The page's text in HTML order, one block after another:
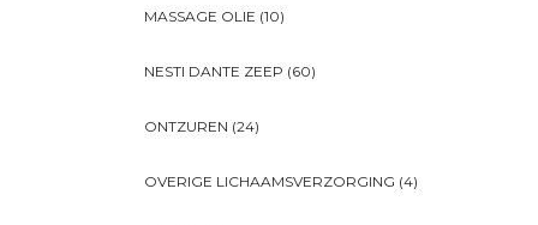
MASSAGE OLIE (10)
NESTI DANTE ZEEP (60)
ONTZUREN (24)
OVERIGE LICHAAMSVERZORGING (4)